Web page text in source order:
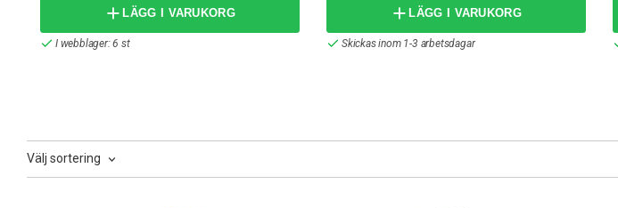
steget mot ett mer funktionellt, säkert och energieffektivt hem.
LÄGG I VARUKORG
I webblager: 6 st
LÄGG I VARUKORG
Skickas inom 1-3 arbetsdagar
Välj sortering